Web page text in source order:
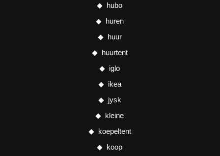
hubo
huren
huur
huurtent
iglo
ikea
jysk
kleine
koepeltent
koop